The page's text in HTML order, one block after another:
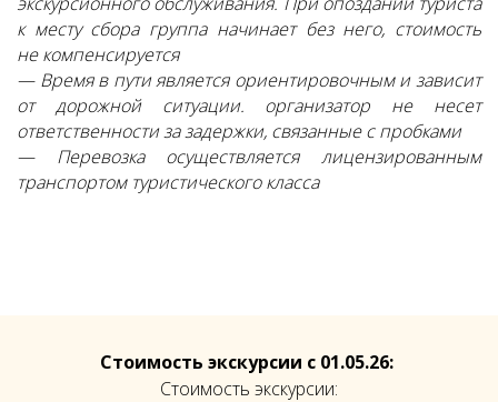
к месту сбора группа начинает без него, стоимость
не компенсируется
— Время в пути является ориентировочным и зависит
от дорожной ситуации. организатор не несет
ответственности за задержки, связанные с пробками
— Перевозка осуществляется лицензированным
транспортом туристического класса
Стоимость экскурсии с 01.05.26:
Стоимость экскурсии: